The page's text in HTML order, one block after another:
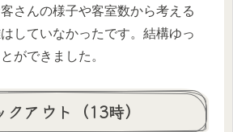
さんの様子や客室数から考える
していなかったです。結構ゆっ
ができました。
クアウト（13時）